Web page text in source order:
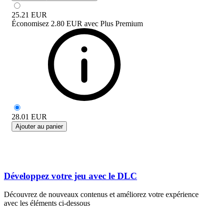
25.21 EUR
Économisez 2.80 EUR avec Plus Premium
28.01 EUR
Ajouter au panier
Développez votre jeu avec le DLC
Découvrez de nouveaux contenus et améliorez votre expérience
avec les éléments ci-dessous